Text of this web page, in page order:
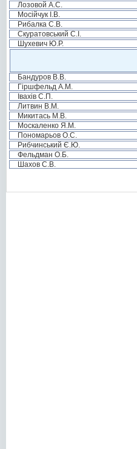
Лозовой А.С.
Мосійчук І.В.
Рибалка С.В.
Скуратовський С.І.
Шухевич Ю.Р.
Бандуров В.В.
Гіршфельд А.М.
Івахів С.П.
Литвин В.М.
Микитась М.В.
Москаленко Я.М.
Пономарьов О.С.
Рибчинський Є.Ю.
Фельдман О.Б.
Шахов С.В.